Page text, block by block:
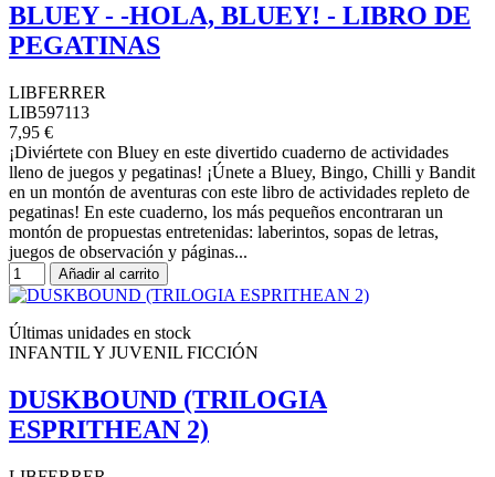
BLUEY - -HOLA, BLUEY! - LIBRO DE
PEGATINAS
LIBFERRER
LIB597113
7,95 €
¡Diviértete con Bluey en este divertido cuaderno de actividades
lleno de juegos y pegatinas! ¡Únete a Bluey, Bingo, Chilli y Bandit
en un montón de aventuras con este libro de actividades repleto de
pegatinas! En este cuaderno, los más pequeños encontraran un
montón de propuestas entretenidas: laberintos, sopas de letras,
juegos de observación y páginas...
Añadir al carrito
Últimas unidades en stock
INFANTIL Y JUVENIL FICCIÓN
DUSKBOUND (TRILOGIA
ESPRITHEAN 2)